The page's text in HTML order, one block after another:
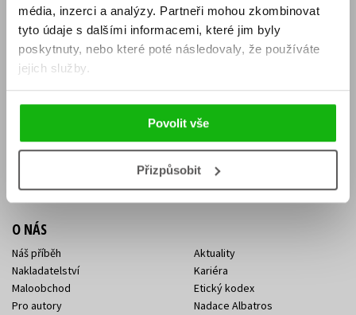
média, inzerci a analýzy. Partneři mohou zkombinovat
tyto údaje s dalšími informacemi, které jim byly
poskytnuty, nebo které poté následovaly, že používáte
jejich služby.
Povolit vše
Přizpůsobit
Aktuality
Naši autoři
Obchodní podmínky
Jak nakoupit
Knižní novinky
Dárkové poukazy
Affiliate program
KONTAKTY
Sídlo společnosti
Kontakty Albatros Media
O NÁS
Náš příběh
Nakladatelství
Maloobchod
Pro autory
Aktuality
Kariéra
Etický kodex
Nadace Albatros